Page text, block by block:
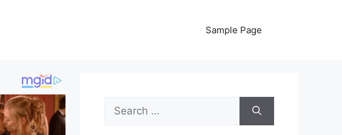
Sample Page
Search
for: